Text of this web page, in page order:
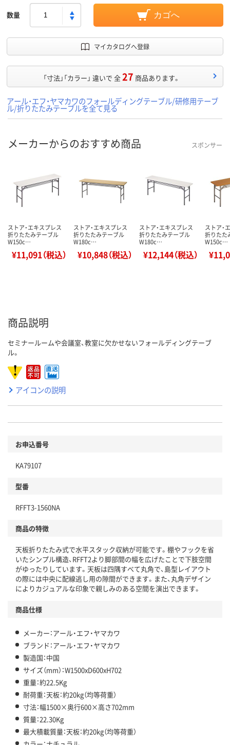
数量 カゴへ
マイカタログへ登録
「寸法」「カラー」 違いで 全27 商品あります。
アール・エフ・ヤマカワのフォールディングテーブル/研修用テーブ
ル/折りたたみテーブルを全て見る
メーカーからのおすすめ商品 スポンサー
ストア・エキスプレス
折りたたみテーブル
W150c…
¥11,091（税込）
ストア・エキスプレス
折りたたみテーブル
W180c…
¥10,848（税込）
ストア・エキスプレス
折りたたみテーブル
W180c…
¥12,144（税込）
ストア・
折りたた
W150c…
商品説明
セミナールームや会議室、教室に欠かせないフォールディングテーブ
ル。
アイコンの説明
お申込番号
KA79107
型番
RFFT3-1560NA
商品の特徴
天板折りたたみ式で水平スタック収納が可能です。棚やフックを省
いたシンプル構造、RFFT2より脚部間の幅を広げたことで下肢空間
がゆったりしています。天板は四隅すべて丸角で、島型レイアウト
の際には中央に配線逃し用の隙間ができます。また、丸角デザイン
によりカジュアルな印象で親しみのある空間を演出できます。
商品仕様
メーカー：アール・エフ・ヤマカワ
ブランド：アール・エフ・ヤマカワ
製造国：中国
サイズ（mm）：W1500xD600xH702
重量：約22.5Kg
耐荷重：天板：約20kg（均等荷重）
寸法：幅1500×奥行600×高さ702mm
質量：22.30Kg
最大積載質量：天板：約20kg（均等荷重）